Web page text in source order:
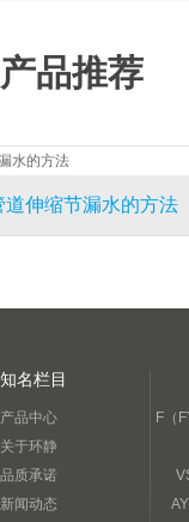
产品推荐
伸缩接头的喷
知名栏目
产品中心
关于环静
品质承诺
新闻动态
F（